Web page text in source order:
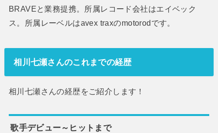
BRAVEと業務提携。所属レコード会社はエイベック
ス。所属レーベルはavex traxのmotorodです。
相川七瀬さんのこれまでの経歴
相川七瀬さんの経歴をご紹介します！
歌手デビュー～ヒットまで